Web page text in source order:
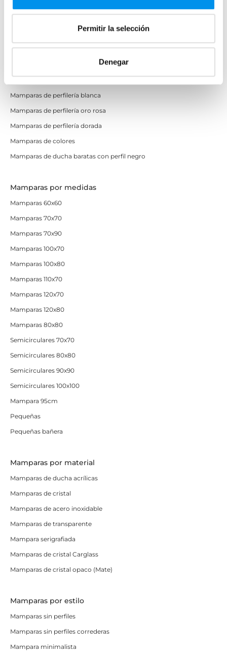
Permitir la selección
Denegar
Mamparas de colores
Mamparas de perfilería aluminio plata brillo
Mamparas de ducha perfilería negra
Mamparas de perfilería blanca
Mamparas de perfilería oro rosa
Mamparas de perfilería dorada
Mamparas de colores
Mamparas de ducha baratas con perfil negro
Mamparas por medidas
Mamparas 60x60
Mamparas 70x70
Mamparas 70x90
Mamparas 100x70
Mamparas 100x80
Mamparas 110x70
Mamparas 120x70
Mamparas 120x80
Mamparas 80x80
Semicirculares 70x70
Semicirculares 80x80
Semicirculares 90x90
Semicirculares 100x100
Mampara 95cm
Pequeñas
Pequeñas bañera
Mamparas por material
Mamparas de ducha acrílicas
Mamparas de cristal
Mamparas de acero inoxidable
Mamparas de transparente
Mampara serigrafiada
Mamparas de cristal Carglass
Mamparas de cristal opaco (Mate)
Mamparas por estilo
Mamparas sin perfiles
Mamparas sin perfiles correderas
Mampara minimalista